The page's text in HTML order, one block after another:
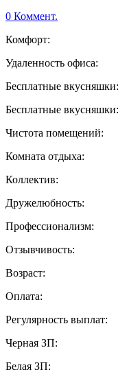
0 Коммент.
Комфорт:
Удаленность офиса:
Бесплатные вкусняшки:
Бесплатные вкусняшки:
Чистота помещений:
Комната отдыха:
Коллектив:
Дружелюбность:
Профессионализм:
Отзывчивость:
Возраст:
Оплата:
Регулярность выплат:
Черная ЗП:
Белая ЗП: